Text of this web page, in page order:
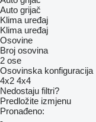
Auto grijač
Klima uređaj
Klima uređaj
Osovine
Broj osovina
2 ose
Osovinska konfiguracija
4x2 4x4
Nedostaju filtri?
Predložite izmjenu
Pronađeno: